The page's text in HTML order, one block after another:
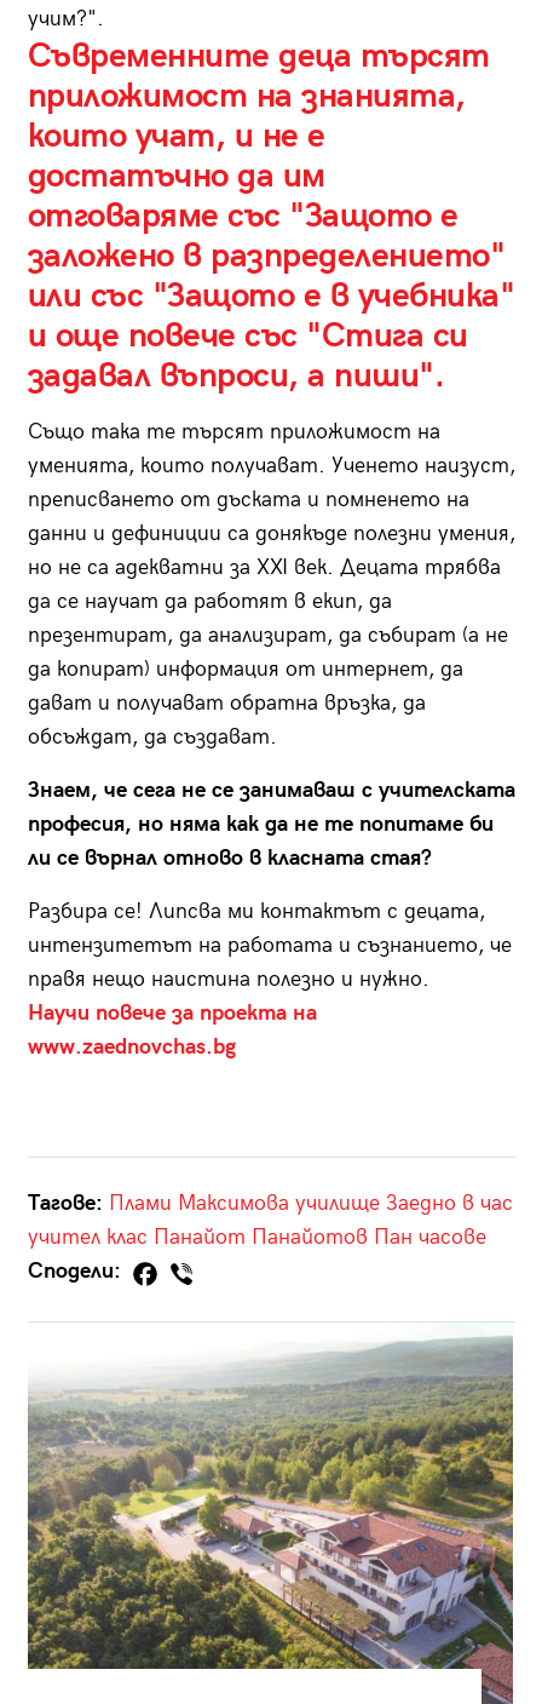
учим?".
Съвременните деца търсят
приложимост на знанията,
които учат, и не е
достатъчно да им
отговаряме със "Защото е
заложено в разпределението"
или със "Защото е в учебника"
и още повече със "Стига си
задавал въпроси, а пиши".
Също така те търсят приложимост на
уменията, които получават. Ученето наизуст,
преписването от дъската и помненето на
данни и дефиниции са донякъде полезни умения,
но не са адекватни за XXI век. Децата трябва
да се научат да работят в екип, да
презентират, да анализират, да събират (а не
да копират) информация от интернет, да
дават и получават обратна връзка, да
обсъждат, да създават.
Знаем, че сега не се занимаваш с учителската
професия, но няма как да не те попитаме би
ли се върнал отново в класната стая?
Разбира се! Липсва ми контактът с децата,
интензитетът на работата и съзнанието, че
правя нещо наистина полезно и нужно.
Научи повече за проекта на
www.zaednovchas.bg
Тагове: Плами Максимова училище Заедно в час
учител клас Панайот Панайотов Пан часове
Сподели: